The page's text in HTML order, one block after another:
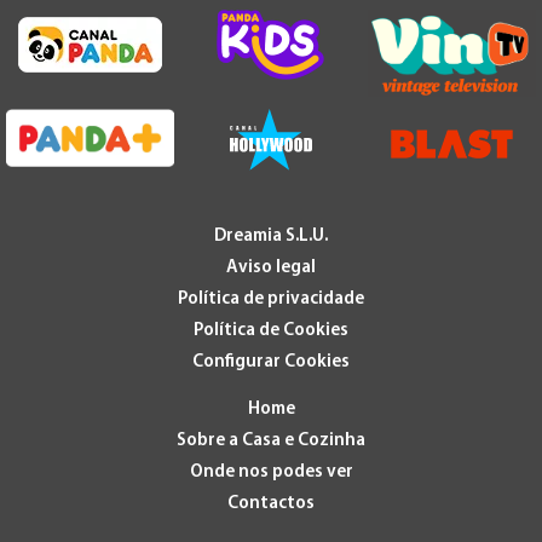
Dreamia S.L.U.
Aviso legal
Política de privacidade
Política de Cookies
Configurar Cookies
Home
Sobre a Casa e Cozinha
Onde nos podes ver
Contactos